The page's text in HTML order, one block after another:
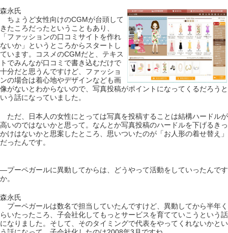
森永氏
ちょうど女性向けのCGMが台頭して
きたころだったということもあり、
「ファッションの口コミサイトを作れ
ないか」というところからスタートし
ています。コスメのCGMだと、テキス
トでみんなが口コミで書き込むだけで
十分だと思うんですけど、ファッショ
ンの場合は着心地やデザインなども画
像がないとわからないので、写真投稿がポイントになってくるだろうと
いう話になっていました。
ただ、日本人の女性にとっては写真を投稿することは結構ハードルが
高いのではないかと思って。なんとか写真投稿のハードルを下げるきっ
かけはないかと思案したところ、思いついたのが「お人形の着せ替え」
だったんです。
―プーペガールに異動してからは、どうやって活動をしていったんです
か。
森永氏
プーペガールは数名で担当していたんですけど、異動してから半年く
らいたったころ、子会社化してもっとサービスを育てていこうという話
になりました。そして、そのタイミングで代表をやってくれないかとい